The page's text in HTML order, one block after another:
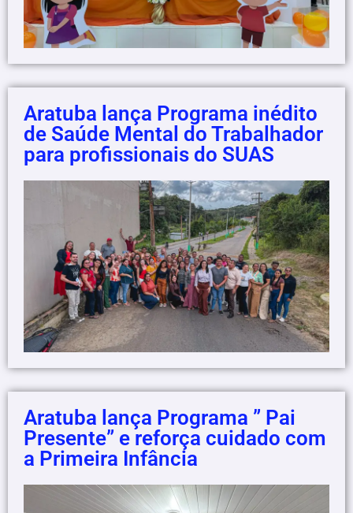
Aratuba lança Programa inédito
de Saúde Mental do Trabalhador
para profissionais do SUAS
Aratuba lança Programa ” Pai
Presente” e reforça cuidado com
a Primeira Infância